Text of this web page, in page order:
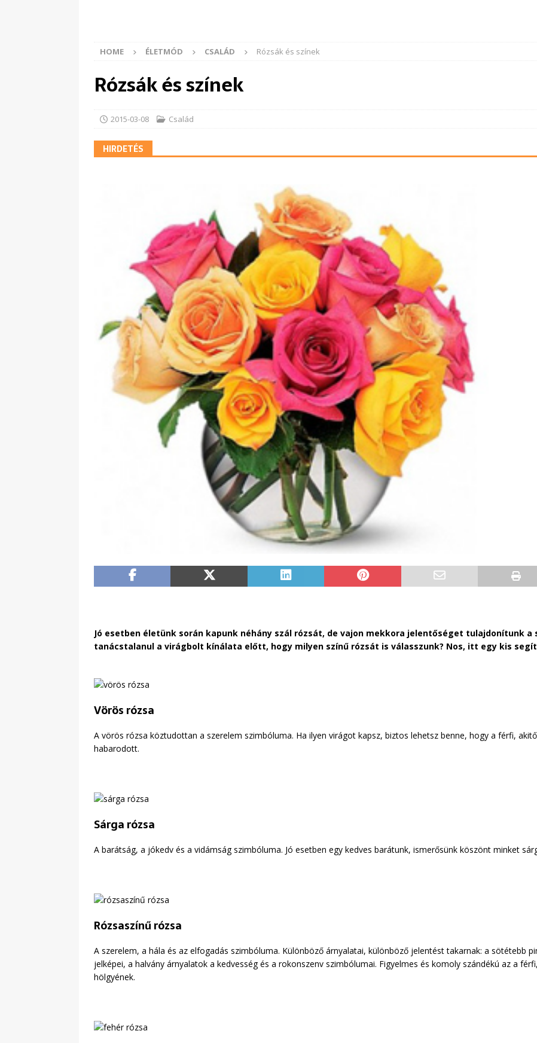
HOME ÉLETMÓD CSALÁD Rózsák és színek
Rózsák és színek
2015-03-08 Család
HIRDETÉS
Jó esetben életünk során kapunk néhány szál rózsát, de vajon mekkora jelentőséget tulajdonítunk a
tanácstalanul a virágbolt kínálata előtt, hogy milyen színű rózsát is válasszunk? Nos, itt egy kis
Vörös rózsa
A vörös rózsa köztudottan a szerelem szimbóluma. Ha ilyen virágot kapsz, biztos lehetsz benne, hogy a férfi,
habarodott.
Sárga rózsa
A barátság, a jókedv és a vidámság szimbóluma. Jó esetben egy kedves barátunk, ismerősünk köszönt minket
Rózsaszínű rózsa
A szerelem, a hála és az elfogadás szimbóluma. Különböző árnyalatai, különböző jelentést takarnak: a sötétebb
jelképei, a halvány árnyalatok a kedvesség és a rokonszenv szimbólumai. Figyelmes és komoly szándékú az a
hölgyének.